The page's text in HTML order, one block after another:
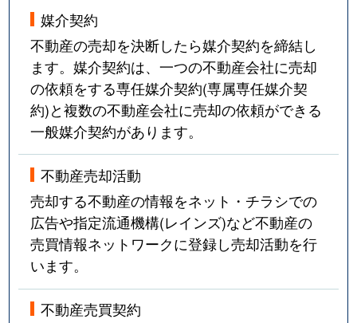
媒介契約
不動産の売却を決断したら媒介契約を締結し
ます。媒介契約は、一つの不動産会社に売却
の依頼をする専任媒介契約(専属専任媒介契
約)と複数の不動産会社に売却の依頼ができる
一般媒介契約があります。
不動産売却活動
売却する不動産の情報をネット・チラシでの
広告や指定流通機構(レインズ)など不動産の
売買情報ネットワークに登録し売却活動を行
います。
不動産売買契約